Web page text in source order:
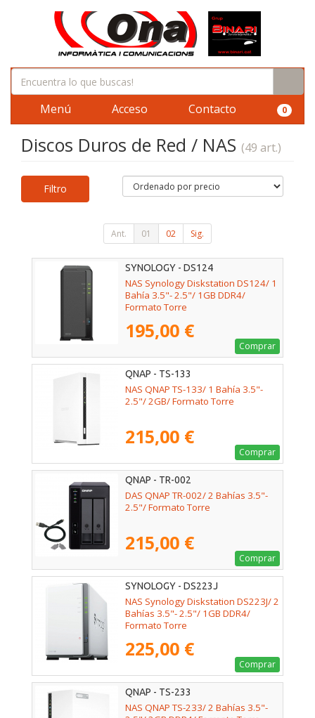
Menú Acceso Contacto 0
Discos Duros de Red / NAS (49 art.)
Filtro
Ant. 01 02 Sig.
SYNOLOGY - DS124
NAS Synology Diskstation DS124/ 1
Bahía 3.5"- 2.5"/ 1GB DDR4/
Formato Torre
195,00 €
Comprar
QNAP - TS-133
NAS QNAP TS-133/ 1 Bahía 3.5"-
2.5"/ 2GB/ Formato Torre
215,00 €
Comprar
QNAP - TR-002
DAS QNAP TR-002/ 2 Bahías 3.5"-
2.5"/ Formato Torre
215,00 €
Comprar
SYNOLOGY - DS223J
NAS Synology Diskstation DS223J/ 2
Bahías 3.5"- 2.5"/ 1GB DDR4/
Formato Torre
225,00 €
Comprar
QNAP - TS-233
NAS QNAP TS-233/ 2 Bahías 3.5"-